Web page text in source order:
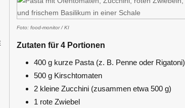
Foto: food-monitor / KI
Zutaten für 4 Portionen
400 g kurze Pasta (z. B. Penne oder Rigatoni)
500 g Kirschtomaten
2 kleine Zucchini (zusammen etwa 500 g)
1 rote Zwiebel